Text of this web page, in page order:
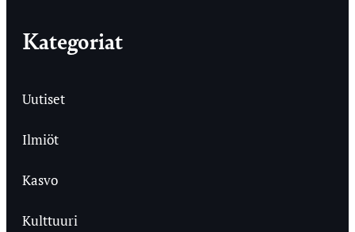
Kategoriat
Uutiset
Ilmiöt
Kasvo
Kulttuuri